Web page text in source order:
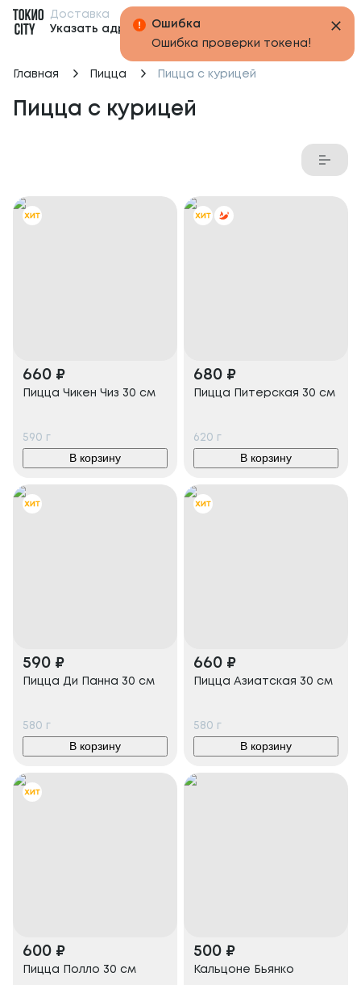
Доставка
Указать адрес
Главная Пицца Пицца с курицей
Пицца с курицей
660 ₽
Пицца Чикен Чиз 30 см
590 г
В корзину
680 ₽
Пицца Питерская 30 см
620 г
В корзину
590 ₽
Пицца Ди Панна 30 см
580 г
В корзину
660 ₽
Пицца Азиатская 30 см
580 г
В корзину
600 ₽
Пицца Полло 30 см
500 ₽
Кальцоне Бьянко